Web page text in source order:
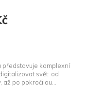
představuje komplexní
svět: od
po pokročilou...